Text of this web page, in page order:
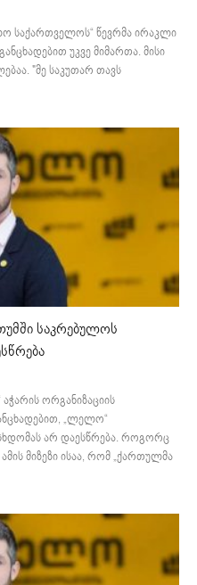
საქართველოს“ წევრმა ირაკლი
უკვე მიმართა. მისი
"მე საკუთარ თავს
საკრებულოს
ორგანიზაციის
„ლელო“
არ დაესწრება. როგორც
მიზეზი ისაა, რომ „ქართულმა